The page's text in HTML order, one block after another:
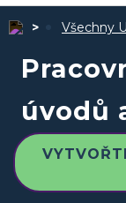
Všechny
úvodů